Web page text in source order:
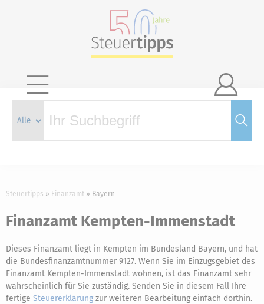

Steuertipps Finanzamt Bayern
Finanzamt Kempten-Immenstadt
Dieses Finanzamt liegt in Kempten im Bundesland Bayern, und hat
die Bundesfinanzamtnummer 9127. Wenn Sie im Einzugsgebiet des
Finanzamt Kempten-Immenstadt wohnen, ist das Finanzamt sehr
wahrscheinlich für Sie zuständig. Senden Sie in diesem Fall Ihre
fertige Steuererklärung zur weiteren Bearbeitung einfach dorthin.